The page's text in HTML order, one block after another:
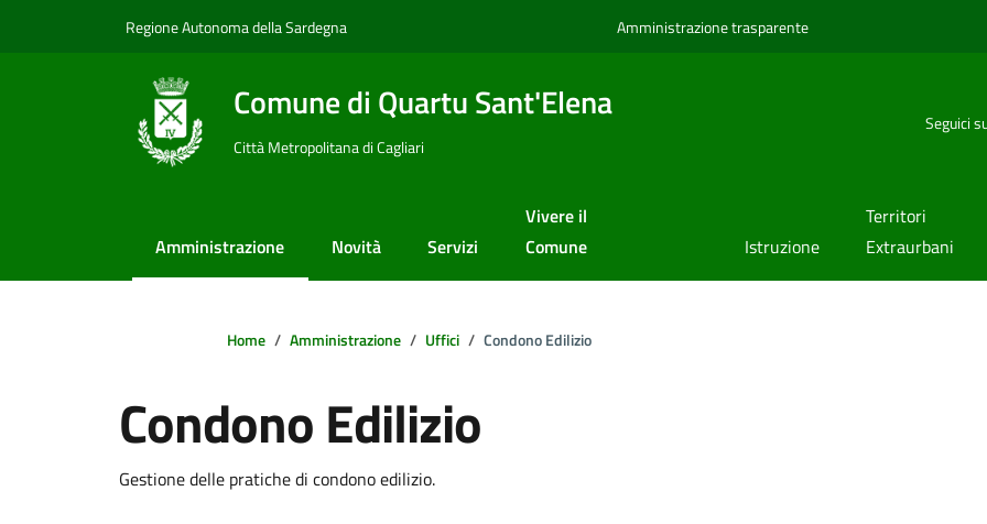
Regione Autonoma della Sardegna Amministrazione trasparente
Comune di Quartu Sant'Elena
Città Metropolitana di Cagliari
Seguici
Amministrazione Novità Servizi
Vivere il
Comune
Istruzione
Territori
Extraurbani
Home Amministrazione Uffici Condono Edilizio
Condono Edilizio
Dettagli della notizia
Gestione delle pratiche di condono edilizio.